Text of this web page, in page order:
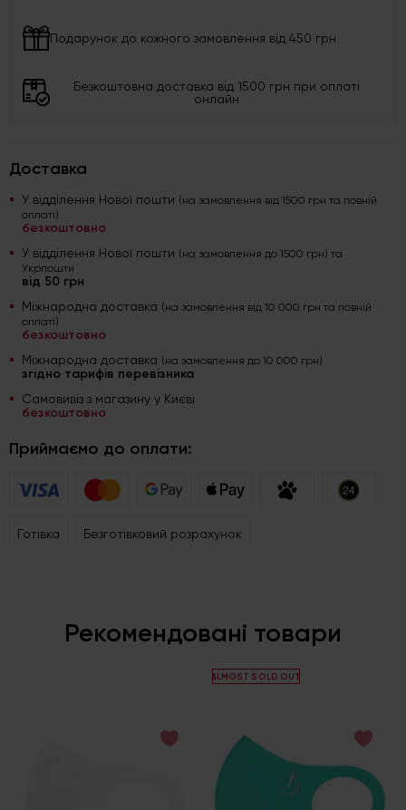
Подарунок до кожного замовлення від 450 грн
Безкоштовна доставка від 1500 грн при оплаті
онлайн
Доставка
У відділення Нової пошти (на замовлення від 1500 грн та повній
оплаті)
безкоштовно
У відділення Нової пошти (на замовлення до 1500 грн) та
Укрпошти
від 50 грн
Міжнародна доставка (на замовлення від 10 000 грн та повній
оплаті)
безкоштовно
Міжнародна доставка (на замовлення до 10 000 грн)
згідно тарифів перевізника
Самовивіз з магазину у Києві
безкоштовно
Приймаємо до оплати:
Готівка Безготівковий розрахунок
Рекомендовані товари
ALMOST SOLD OUT